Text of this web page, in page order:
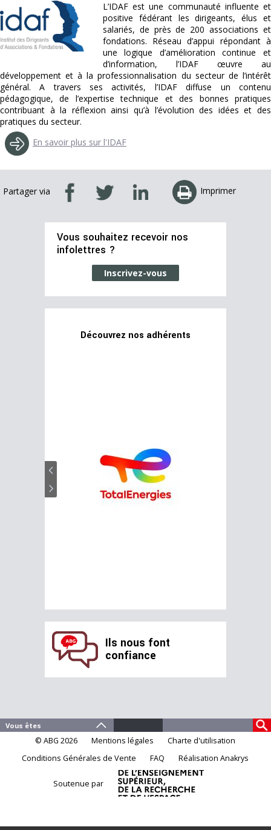
L’IDAF est une communauté influente et
positive fédérant les dirigeants, élus et
salariés, de près de 200 associations et
fondations. Réseau d’appui répondant à
une logique d’amélioration continue et
d’information, l’IDAF œuvre au
développement et à la professionnalisation du secteur de l’intérêt
général. A travers ses activités, l’IDAF diffuse un contenu
pédagogique, de l’expertise technique et des bonnes pratiques
contribuant à la réflexion ainsi qu’à l’évolution des idées et des
pratiques du secteur.
En savoir plus sur l'IDAF
Partager via Imprimer
Vous souhaitez recevoir nos
infolettres ?
Inscrivez-vous
Découvrez nos adhérents
Ils nous font
confiance
© ABG 2026 Mentions légales
Charte d'utilisation
Conditions Générales de Vente
FAQ Réalisation Anakrys
Soutenue par